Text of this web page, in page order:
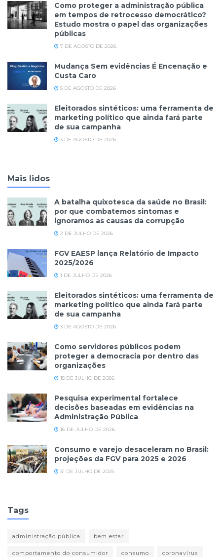
Como proteger a administração pública
em tempos de retrocesso democrático?
Estudo mostra o papel das organizações
públicas
7 DE AGOSTO DE 2026
Mudança Sem evidências É Encenação e
Custa Caro
5 DE AGOSTO DE 2026
Eleitorados sintéticos: uma ferramenta de
marketing político que ainda fará parte
de sua campanha
3 DE AGOSTO DE 2026
Mais lidos
A batalha quixotesca da saúde no Brasil:
por que combatemos sintomas e
ignoramos as causas da corrupção
2 DE JULHO DE 2026
FGV EAESP lança Relatório de Impacto
2025/2026
1 DE JULHO DE 2026
Eleitorados sintéticos: uma ferramenta de
marketing político que ainda fará parte
de sua campanha
3 DE AGOSTO DE 2026
Como servidores públicos podem
proteger a democracia por dentro das
organizações
15 DE JULHO DE 2026
Pesquisa experimental fortalece
decisões baseadas em evidências na
Administração Pública
16 DE JULHO DE 2026
Consumo e varejo desaceleram no Brasil:
projeções da FGV para 2025 e 2026
31 DE JULHO DE 2025
Tags
administração pública bem estar
comportamento do consumidor consumo coronavírus